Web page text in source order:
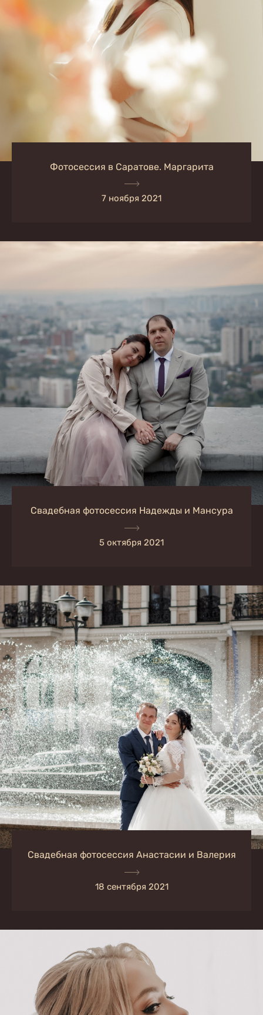
Фотосессия в Саратове. Маргарита
7 ноября 2021
Свадебная фотосессия Надежды и Мансура
5 октября 2021
Свадебная фотосессия Анастасии и Валерия
18 сентября 2021